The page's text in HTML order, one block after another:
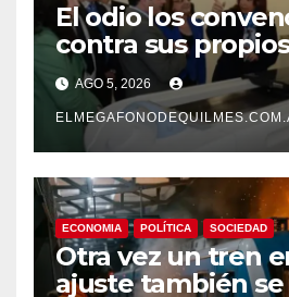
El odio los
contra sus
Una Sociedad
grieta
AGO 5, 2026
ECONOMIA POLÍTICA SOCIEDAD
Otra vez un tren
ajuste también